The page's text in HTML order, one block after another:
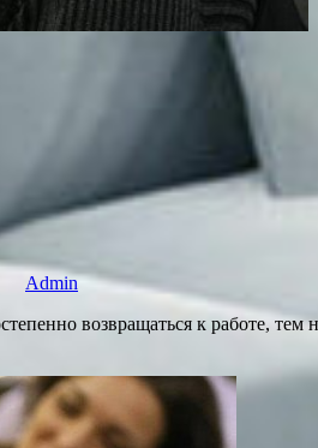
Admin
возвращаться к работе,